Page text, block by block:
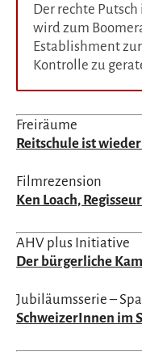
Der rechte
wird zum
Establishment
Kontrolle zu
Freiräume
Reitschule ist
Filmrezension
Ken Loach,
AHV plus Initiative
Der bürgerliche
Jubiläumsserie –
SchweizerInnen im